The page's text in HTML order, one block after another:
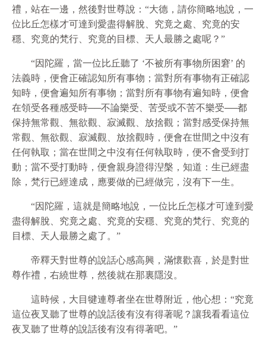
禮，站在一邊，然後對世尊說：“大德，請你簡略地說，一
位比丘怎樣才可達到愛盡得解脫、究竟之處、究竟的安
穩、究竟的梵行、究竟的目標、天人最勝之處呢？”
“因陀羅，當一位比丘聽了 ‘不被所有事物所困窘’ 的
法義時，便會正確認知所有事物；當對所有事物有正確認
知時，便會遍知所有事物；當對所有事物有遍知時，便會
在領受各種感受時──不論樂受、苦受或不苦不樂受──都
保持無常觀、無欲觀、寂滅觀、放捨觀；當對感受保持無
常觀、無欲觀、寂滅觀、放捨觀時，便會在世間之中沒有
任何執取；當在世間之中沒有任何執取時，便不會受到打
動；當不受打動時，便會親身證得湼槃，知道：生已經盡
除，梵行已經達成，應要做的已經做完，沒有下一生。
“因陀羅，這就是簡略地說，一位比丘怎樣才可達到愛
盡得解脫、究竟之處、究竟的安穩、究竟的梵行、究竟的
目標、天人最勝之處了。”
帝釋天對世尊的說話心感高興，滿懷歡喜，於是對世
尊作禮，右繞世尊，然後就在那裏隱沒。
這時候，大目犍連尊者坐在世尊附近，他心想：“究竟
這位夜叉聽了世尊的說話後有沒有得著呢？讓我看看這位
夜叉聽了世尊的說話後有沒有得著吧。”